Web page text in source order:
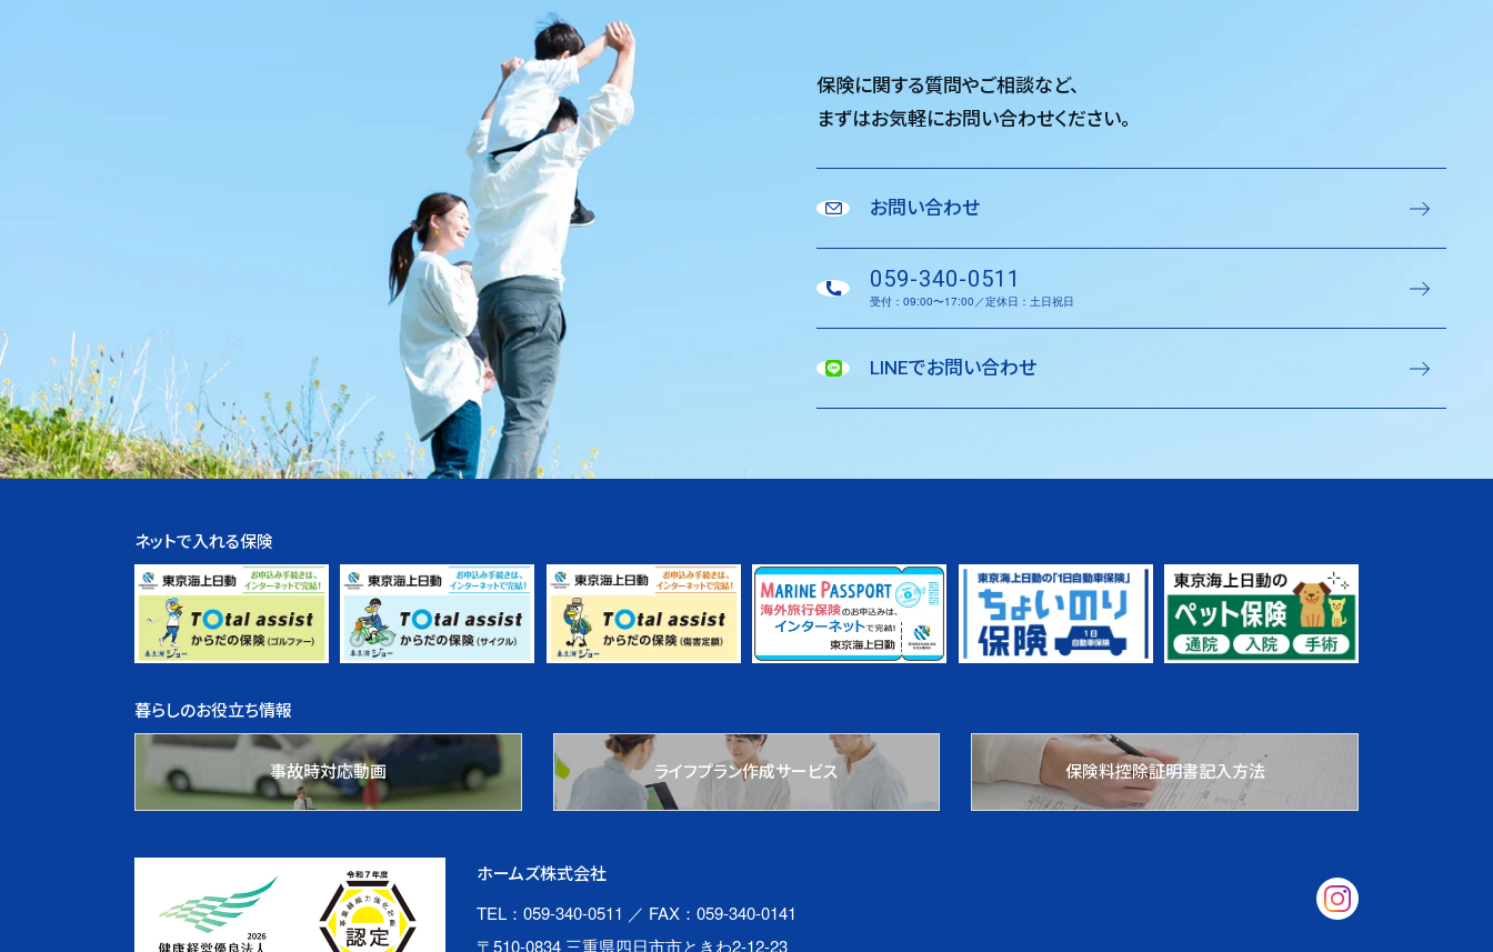
保険に関する質問やご相談など、
まずはお気軽にお問い合わせください。
お問い合わせ
059-340-0511
受付：09:00〜17:00／定休日：土日祝日
LINEでお問い合わせ
ネットで入れる保険
暮らしのお役立ち情報
事故時対応動画 ライフプラン作成サービス 保険料控除証明書記入方法
ホームズ株式会社
TEL：059-340-0511 ／ FAX：059-340-0141
〒510-0834 三重県四日市市ときわ2-12-23